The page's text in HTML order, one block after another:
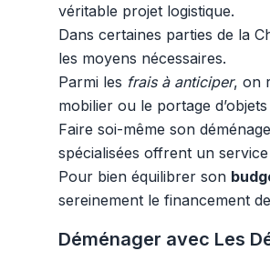
véritable projet logistique.
Dans certaines parties de la
les moyens nécessaires.
Parmi les frais à anticiper, on
mobilier ou le portage
Faire soi-même son
spécialisées offrent un
Pour bien équilibrer son
sereinement le financement
Déménager avec Les